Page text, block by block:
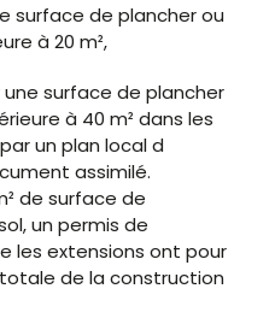
surface de plancher ou
à 20 m²,
surface de plancher
à 40 m² dans les
un plan local d
assimilé.
de surface de
un permis de
les extensions ont pour
de la construction